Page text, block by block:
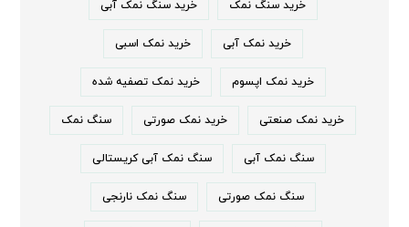
خرید سنگ نمک خرید سنگ نمک آبی
خرید نمک آبی خرید نمک اسبی
خرید نمک اپسوم خرید نمک تصفیه شده
خرید نمک صنعتی خرید نمک صورتی سنگ نمک
سنگ نمک آبی سنگ نمک آبی کریستالی
سنگ نمک صورتی سنگ نمک نارنجی